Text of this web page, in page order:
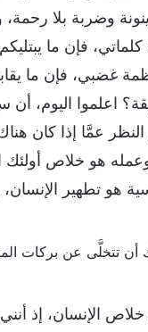
وضربة بلا
فإن ما
غضبي، فإن ما
اعلموا اليوم، أن
عمَّا إذا كان
هو خلاص أولئك
هو تطهير
خلاص الإنسان، إذ